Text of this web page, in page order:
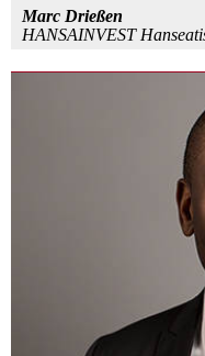
Marc Drießen
HANSAINVEST